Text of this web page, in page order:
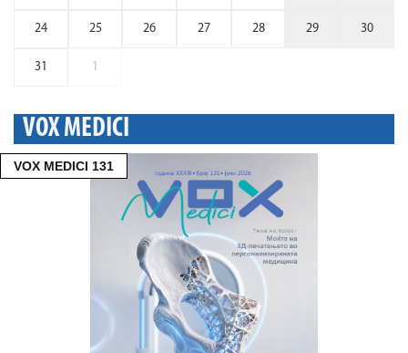
24 25 26 27 28 29 30
31 1
VOX MEDICI
VOX MEDICI 131